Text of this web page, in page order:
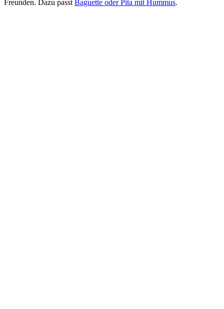
Freunden. Dazu passt Baguette oder Pita mit Hummus.